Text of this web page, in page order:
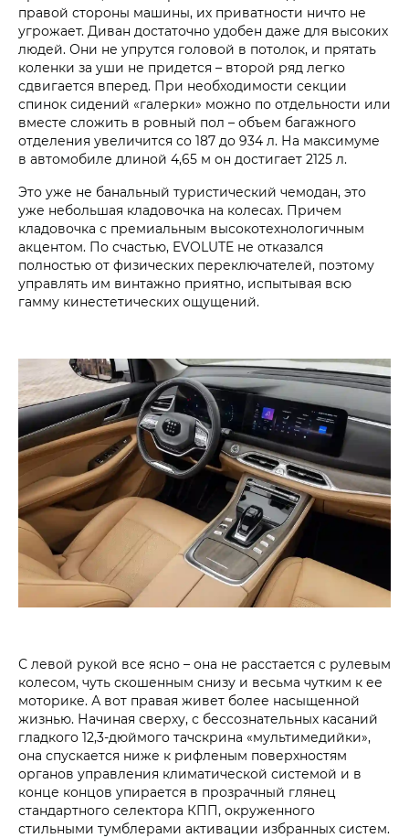
правой стороны машины, их приватности ничто не
угрожает. Диван достаточно удобен даже для высоких
людей. Они не упрутся головой в потолок, и прятать
коленки за уши не придется – второй ряд легко
сдвигается вперед. При необходимости секции
спинок сидений «галерки» можно по отдельности или
вместе сложить в ровный пол – объем багажного
отделения увеличится со 187 до 934 л. На максимуме
в автомобиле длиной 4,65 м он достигает 2125 л.
Это уже не банальный туристический чемодан, это
уже небольшая кладовочка на колесах. Причем
кладовочка с премиальным высокотехнологичным
акцентом. По счастью, EVOLUTE не отказался
полностью от физических переключателей, поэтому
управлять им винтажно приятно, испытывая всю
гамму кинестетических ощущений.
С левой рукой все ясно – она не расстается с рулевым
колесом, чуть скошенным снизу и весьма чутким к ее
моторике. А вот правая живет более насыщенной
жизнью. Начиная сверху, с бессознательных касаний
гладкого 12,3-дюймого тачскрина «мультимедийки»,
она спускается ниже к рифленым поверхностям
органов управления климатической системой и в
конце концов упирается в прозрачный глянец
стандартного селектора КПП, окруженного
стильными тумблерами активации избранных систем.